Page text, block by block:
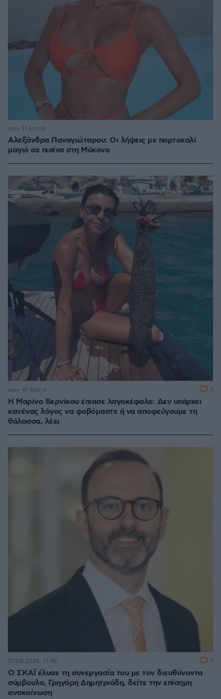
Αλεξάνδρα Παναγιώταρου: Οι λήψεις με πορτοκαλί
μαγιό σε πισίνα στη Μύκονο
πριν 11 λεπτά
Η Μαρίνα Βερνίκου έπιασε λαγοκέφαλο: Δεν υπάρχει
κανένας λόγος να φοβόμαστε ή να αποφεύγουμε τη
θάλασσα, λέει
πριν 41 λεπτά 3
Ο ΣΚΑΪ έλυσε τη συνεργασία του με τον διευθύνοντα
σύμβουλο, Γρηγόρη Δημητριάδη, δείτε την επίσημη
ανακοίνωση
07.08.2026, 17:48 3